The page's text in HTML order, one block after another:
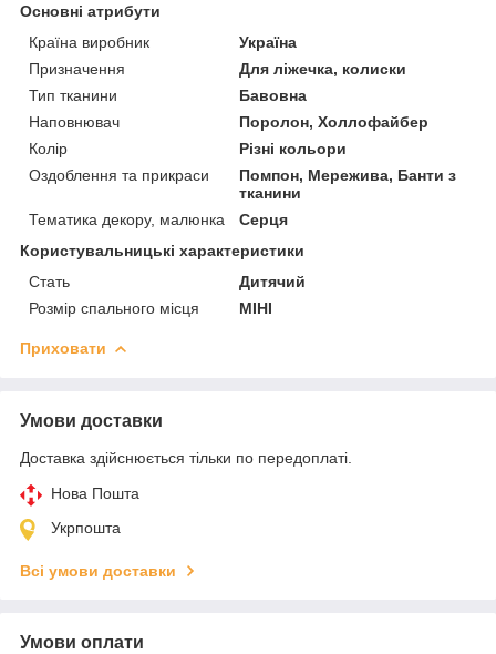
Основні атрибути
Країна виробник
Україна
Призначення
Для ліжечка, колиски
Тип тканини
Бавовна
Наповнювач
Поролон, Холлофайбер
Колір
Різні кольори
Оздоблення та прикраси
Помпон, Мережива, Банти з
тканини
Тематика декору, малюнка
Серця
Користувальницькі характеристики
Стать
Дитячий
Розмір спального місця
МІНІ
Приховати
Умови доставки
Доставка здійснюється тільки по передоплаті.
Нова Пошта
Укрпошта
Всі умови доставки
Умови оплати